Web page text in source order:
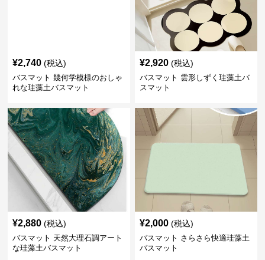
¥2,740 (税込)
バスマット 幾何学模様のおしゃ
れな珪藻土バスマット
¥2,920 (税込)
バスマット 雲形しずく珪藻土バ
スマット
¥2,880 (税込)
バスマット 天然大理石調アート
な珪藻土バスマット
¥2,000 (税込)
バスマット さらさら快適珪藻土
バスマット